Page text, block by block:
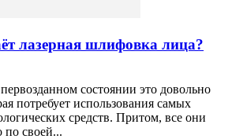
лазерная шлифовка лица?
состоянии это довольно
потребует использования самых
средств. Притом, все они
по своей...